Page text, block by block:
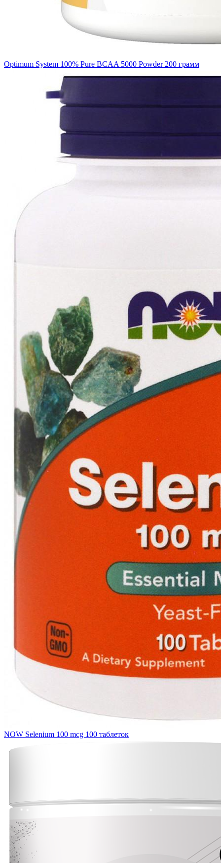
Optimum System 100% Pure BCAA 5000 Powder 200 грамм
NOW Selenium 100 mcg 100 таблеток